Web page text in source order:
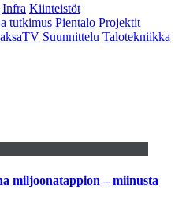
Infra Kiinteistöt
tutkimus Pientalo Projektit
Suunnittelu Talotekniikka
miljoonatappion – miinusta